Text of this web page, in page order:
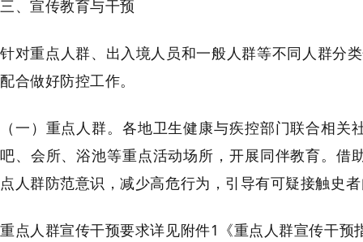
三、宣传教育与干预
针对重点人群、出入境人员和一般人群等不同人群分
配合做好防控工作。
（一）重点人群。各地卫生健康与疾控部门联合相
吧、会所、浴池等重点活动场所，开展同伴教育。
点人群防范意识，减少高危行为，引导有可疑接触史
重点人群宣传干预要求详见附件1《重点人群宣传干预